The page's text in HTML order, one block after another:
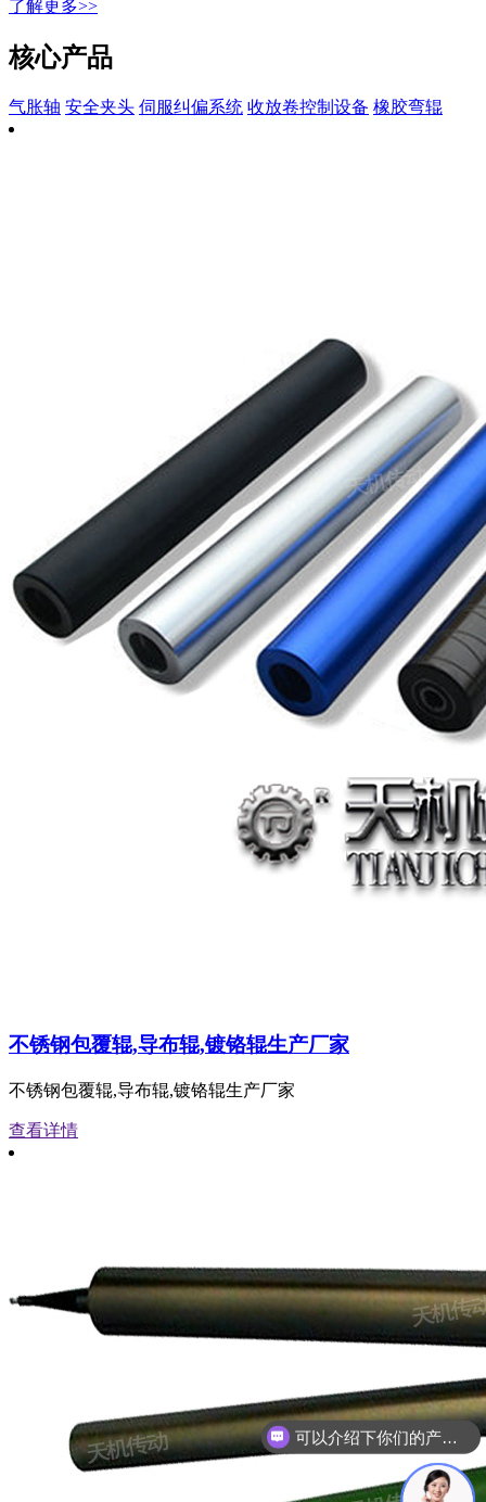
了解更多>>
核心产品
气胀轴 安全夹头 伺服纠偏系统 收放卷控制设备 橡胶弯辊
不锈钢包覆辊,导布辊,镀铬辊生产厂家
不锈钢包覆辊,导布辊,镀铬辊生产厂家
查看详情
你们是怎么收费的呢？